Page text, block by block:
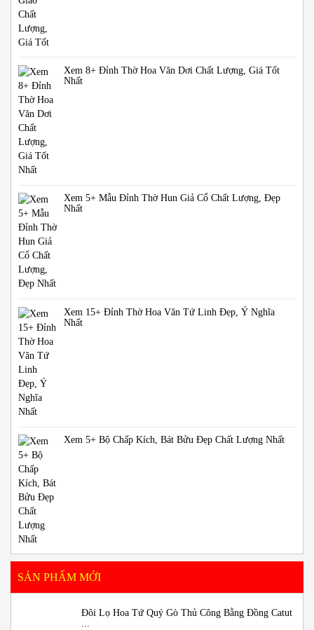
Xem 8+ Đỉnh Thờ Hoa Văn Dơi Chất Lượng, Giá Tốt
Nhất
Xem 5+ Mẫu Đỉnh Thờ Hun Giả Cổ Chất Lượng, Đẹp
Nhất
Xem 15+ Đỉnh Thờ Hoa Văn Tứ Linh Đẹp, Ý Nghĩa
Nhất
Xem 5+ Bộ Chấp Kích, Bát Bửu Đẹp Chất Lượng Nhất
SẢN PHẨM MỚI
Đôi Lọ Hoa Tứ Quý Gò Thủ Công Bằng Đồng Catut
...